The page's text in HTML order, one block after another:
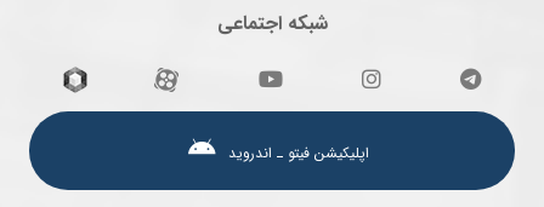
شبکه اجتماعی
اپلیکیشن فیتو ـ اندروید